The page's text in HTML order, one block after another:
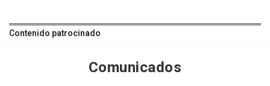
Contenido patrocinado
Comunicados